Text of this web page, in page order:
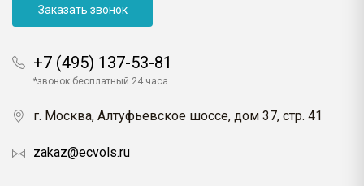
Заказать звонок
+7 (495) 137-53-81
*звонок бесплатный 24 часа
г. Москва, Алтуфьевское шоссе, дом 37, стр. 41
zakaz@ecvols.ru